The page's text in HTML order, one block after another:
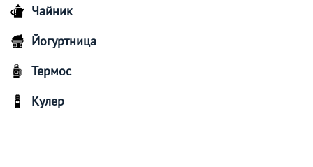
Чайник
Йогуртница
Термос
Кулер